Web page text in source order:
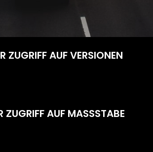
ZUGRIFF AUF VERSIONEN
ZUGRIFF AUF MASSSTABE